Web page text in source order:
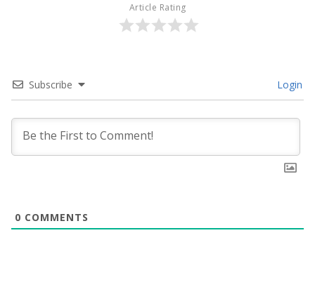
Article Rating
Subscribe Login
0 COMMENTS